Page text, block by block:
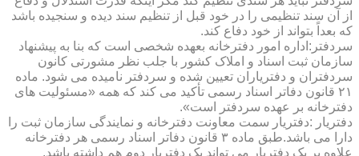
از آن سند تنظیمی را در خود قبل از تنظیم سند دیده و سنجیده باشد
که بعداً بتواند از خود دفاع کند.
سردفتر:اداره امور دفترخانه بعهده شخصی است که بنا به پیشنهاد
سازمان ثبت اسناد و املاک کشور با جلب نظر مشورتی کانون
سردفتران و دفتریاران تعیین شده و سردفتر نامیده می شود. ماده
۲۱ قانون دفاتر اسناد رسمی تأکید می کند که همه «مسئولیت های
دفترخانه بر عهده سردفتر است».
دفتریار :دفتریار سمت معاونت دفترخانه و نمایندگی سازمان ثبت را
دارا می باشد.طبق ماده ۳ قانون دفاتر اسناد رسمی هر دفترخانه
علاوه بر یک دفتریار می تواند یک دفتریار دوم هم داشته باشد.